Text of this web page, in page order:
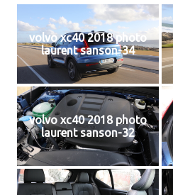
volvo xc40 2018 photo
laurent sanson-34
volvo xc40 2018 photo
laurent sanson-32